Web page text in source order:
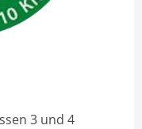
3 und 4